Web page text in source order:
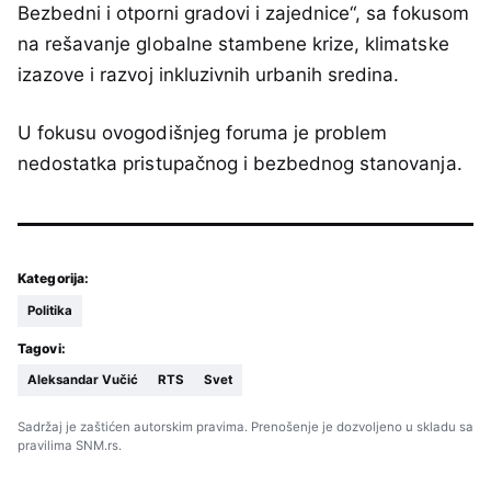
Bezbedni i otporni gradovi i zajednice“, sa fokusom
na rešavanje globalne stambene krize, klimatske
izazove i razvoj inkluzivnih urbanih sredina.
U fokusu ovogodišnjeg foruma je problem
nedostatka pristupačnog i bezbednog stanovanja.
Kategorija:
Politika
Tagovi:
Aleksandar Vučić RTS Svet
Sadržaj je zaštićen autorskim pravima. Prenošenje je dozvoljeno u skladu sa
pravilima SNM.rs.